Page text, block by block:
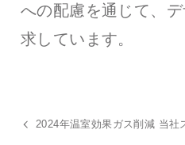
への配慮を通じて、
求しています。
2024年温室効果ガス削減 当社